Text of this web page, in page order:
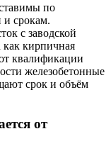
по
и срокам.
с заводской
как кирпичная
квалификации
железобетонные
срок и объём
от